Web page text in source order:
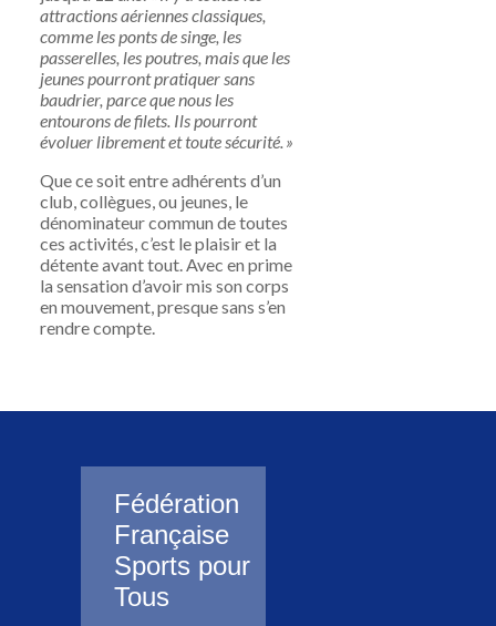
attractions aériennes classiques,
comme les ponts de singe, les
passerelles, les poutres, mais que les
jeunes pourront pratiquer sans
baudrier, parce que nous les
entourons de filets. Ils pourront
évoluer librement et toute sécurité. »
Que ce soit entre adhérents d’un
club, collègues,ou jeunes, le
dénominateur commun de toutes
ces activités, c’est le plaisir et la
détente avant tout. Avec en prime
la sensation d’avoir mis son corps
en mouvement, presque sans s’en
rendre compte.
Fédération
Française
Sports pour
Tous